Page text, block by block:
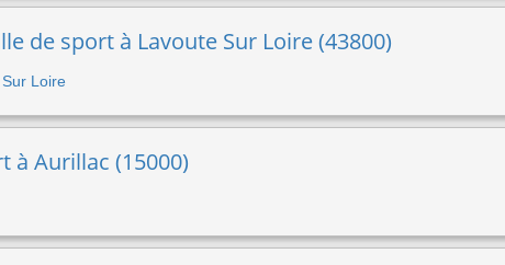
de sport à Lavoute Sur Loire (43800)
Loire
à Aurillac (15000)